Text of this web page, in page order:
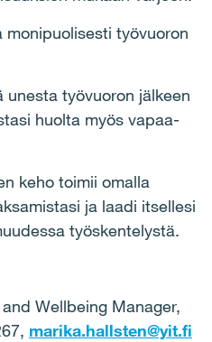
monipuolisesti työvuoron
unesta työvuoron jälkeen
huolta myös vapaa-
keho toimii omalla
ja laadi itsellesi
työskentelystä.
Wellbeing Manager,
marika.hallsten@yit.fi